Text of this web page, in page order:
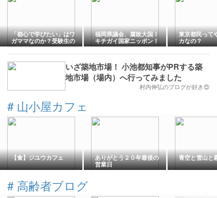
「都心で学びたい」はワ
ガママなのか？受験生の
足を引っ張るおかしな規
制の正体
福岡県議会、腐敗大国！
キチガイ国家ニッポン！
東京都民って
カなの？
いざ築地市場！ 小池都知事がPRする築
地市場（場内）へ行ってみました
村内伸弘のブログが好き😍
# 山小屋カフェ
【食】ジユウカフェ ありがとう２０年最後の
営業日
青空と雪山と
# 高齢者ブログ